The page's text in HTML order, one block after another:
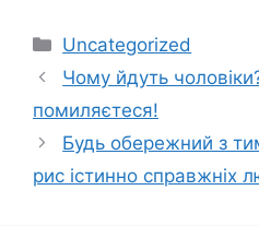
Категорії
Uncategorized
Чому йдуть
помиляєтеся!
Будь обережний з
рис істинно справжніх